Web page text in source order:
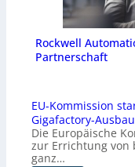
Rockwell
Partnerschaft
EU-Kommission
Gigafactory-Ausbau
Die Europäische
zur Errichtung von
ganz…